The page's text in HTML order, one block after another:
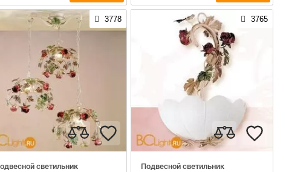
3778
светильник
3765
Подвесной светильник